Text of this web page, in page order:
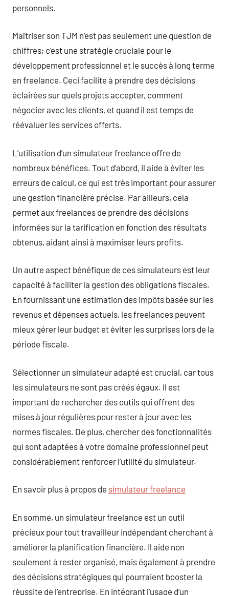
personnels.
Maîtriser son TJM n’est pas seulement une question de
chiffres; c’est une stratégie cruciale pour le
développement professionnel et le succès à long terme
en freelance. Ceci facilite à prendre des décisions
éclairées sur quels projets accepter, comment
négocier avec les clients, et quand il est temps de
réévaluer les services offerts.
L’utilisation d’un simulateur freelance offre de
nombreux bénéfices. Tout d’abord, il aide à éviter les
erreurs de calcul, ce qui est très important pour assurer
une gestion financière précise. Par ailleurs, cela
permet aux freelances de prendre des décisions
informées sur la tarification en fonction des résultats
obtenus, aidant ainsi à maximiser leurs profits.
Un autre aspect bénéfique de ces simulateurs est leur
capacité à faciliter la gestion des obligations fiscales.
En fournissant une estimation des impôts basée sur les
revenus et dépenses actuels, les freelances peuvent
mieux gérer leur budget et éviter les surprises lors de la
période fiscale.
Sélectionner un simulateur adapté est crucial, car tous
les simulateurs ne sont pas créés égaux. Il est
important de rechercher des outils qui offrent des
mises à jour régulières pour rester à jour avec les
normes fiscales. De plus, chercher des fonctionnalités
qui sont adaptées à votre domaine professionnel peut
considérablement renforcer l’utilité du simulateur.
En savoir plus à propos de simulateur freelance
En somme, un simulateur freelance est un outil
précieux pour tout travailleur indépendant cherchant à
améliorer la planification financière. Il aide non
seulement à rester organisé, mais également à prendre
des décisions stratégiques qui pourraient booster la
réussite de l’entreprise. En intégrant l’usage d’un